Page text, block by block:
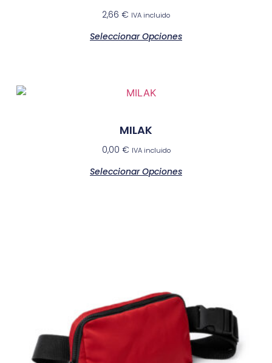
2,66 € IVA incluido
Seleccionar Opciones
MILAK
0,00 € IVA incluido
Seleccionar Opciones